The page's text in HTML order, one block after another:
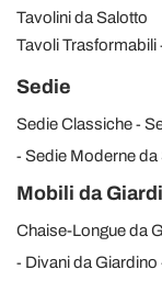
Tavolini da Salotto
Tavoli Trasformabili
Sedie
Sedie Classiche
Sedie Moderne da
Mobili da
Chaise-Longue da
Divani da Giardino